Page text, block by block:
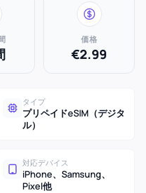
価格
€2.99
タイプ
プリペイドeSIM（デジタ
ル）
対応デバイス
iPhone、Samsung、
Pixel他